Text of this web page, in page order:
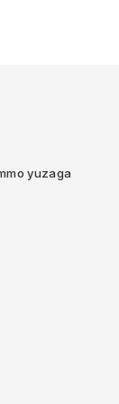
yuzaga